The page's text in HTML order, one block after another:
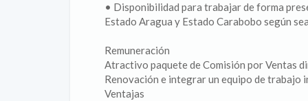
• Disponibilidad para trabajar de forma
Estado Aragua y Estado Carabobo según
Remuneración
Atractivo paquete de Comisión por Ventas
Renovación e integrar un equipo de trabajo
Ventajas